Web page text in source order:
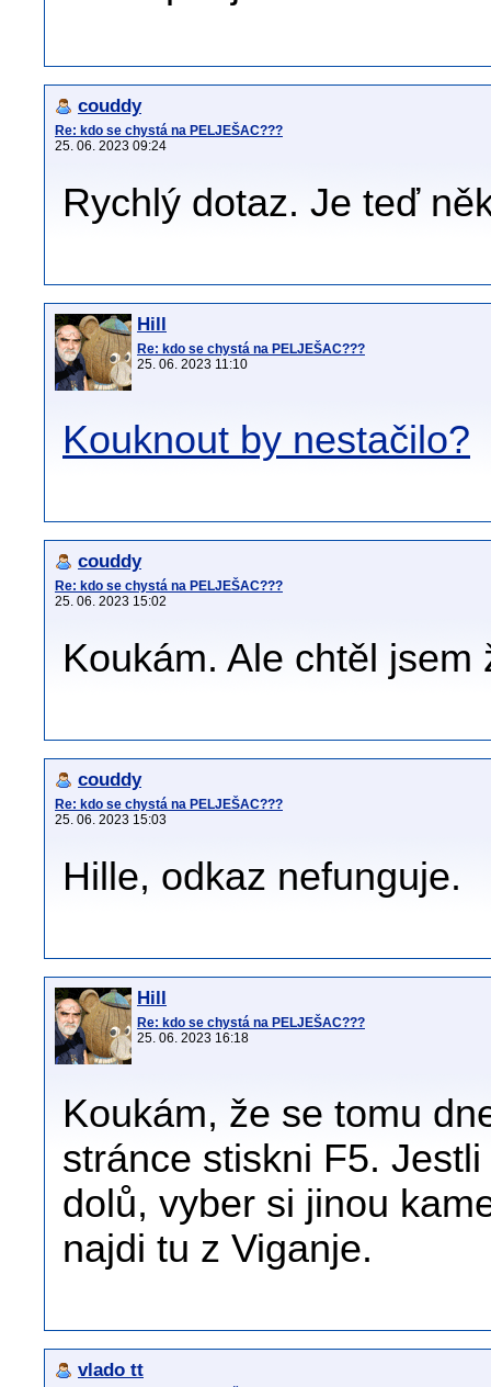
couddy
Re: kdo se chystá na PELJEŠAC???
25. 06. 2023 09:24
Rychlý dotaz. Je teď
Hill
Re: kdo se chystá na PELJEŠAC???
25. 06. 2023 11:10
Kouknout by nestačilo?
couddy
Re: kdo se chystá na PELJEŠAC???
25. 06. 2023 15:02
Koukám. Ale chtěl jsem
couddy
Re: kdo se chystá na PELJEŠAC???
25. 06. 2023 15:03
Hille, odkaz nefunguje.
Hill
Re: kdo se chystá na PELJEŠAC???
25. 06. 2023 16:18
Koukám, že se tomu
stránce stiskni F5.
dolů, vyber si jinou
najdi tu z Viganje.
vlado tt